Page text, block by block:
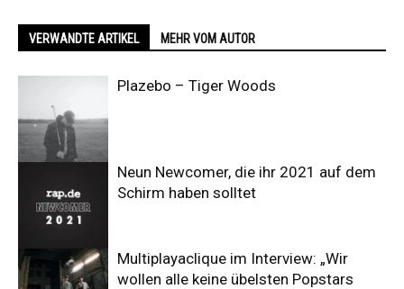
VERWANDTE ARTIKEL MEHR VOM AUTOR
Plazebo – Tiger Woods
Neun Newcomer, die ihr 2021 auf dem
Schirm haben solltet
Multiplayaclique im Interview: „Wir
wollen alle keine übelsten Popstars